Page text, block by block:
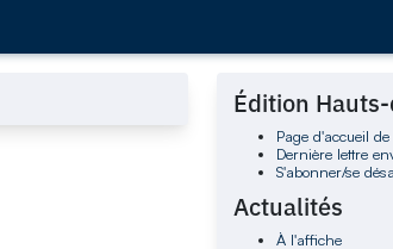
Édition
Page d'accueil
Dernière lettre
S'abonner/se
Actualités
À l'affiche